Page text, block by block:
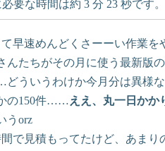
要な時間は約 3 分 23 秒です。
早速めんどくさーーい作業を
んたちがその月に使う最新版
ういうわけか今月分は異様
の150件……ええ、丸一日かか
うorz
で見積もってたけど、あま